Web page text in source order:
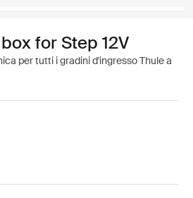
for Step 12V
per tutti i gradini d'ingresso Thule a
12V Alluminio (selected)